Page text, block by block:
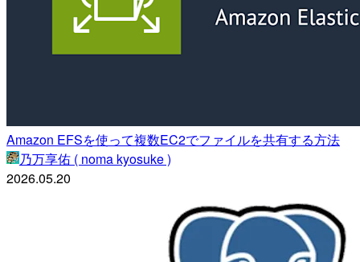
Amazon EFSを使って複数EC2でファイルを共有する方法
乃万享佑 ( noma kyosuke )
2026.05.20